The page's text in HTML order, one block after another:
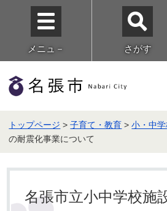
メニュ－ さがす
トップページ >子育て・教育 >小・中学
の耐震化事業について
名張市立小中学校施